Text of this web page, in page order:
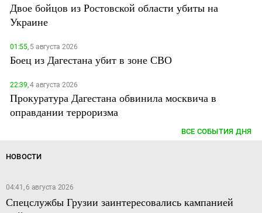
Двое бойцов из Ростовской области убиты на
Украине
01:55,5 августа 2026
Боец из Дагестана убит в зоне СВО
22:39,4 августа 2026
Прокуратура Дагестана обвинила москвича в
оправдании терроризма
ВСЕ СОБЫТИЯ ДНЯ
НОВОСТИ
04:41, 6 августа 2026
Спецслужбы Грузии заинтересовались кампанией